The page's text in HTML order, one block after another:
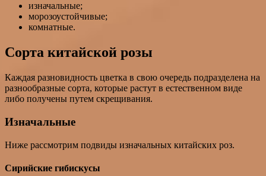
изначальные;
морозоустойчивые;
комнатные.
Сорта китайской розы
Каждая разновидность цветка в свою очередь подразделена на
разнообразные сорта, которые растут в естественном виде
либо получены путем скрещивания.
Изначальные
Ниже рассмотрим подвиды изначальных китайских роз.
Сирийские гибискусы